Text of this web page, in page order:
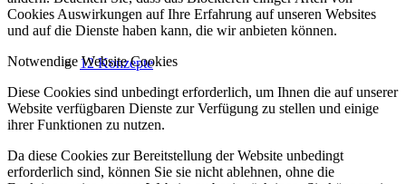
12 Konzepte
Cookies Auswirkungen auf Ihre Erfahrung auf unseren Websites
und auf die Dienste haben kann, die wir anbieten können.
Notwendige Website Cookies
Diese Cookies sind unbedingt erforderlich, um Ihnen die auf unserer
Website verfügbaren Dienste zur Verfügung zu stellen und einige
ihrer Funktionen zu nutzen.
Da diese Cookies zur Bereitstellung der Website unbedingt
erforderlich sind, können Sie sie nicht ablehnen, ohne die